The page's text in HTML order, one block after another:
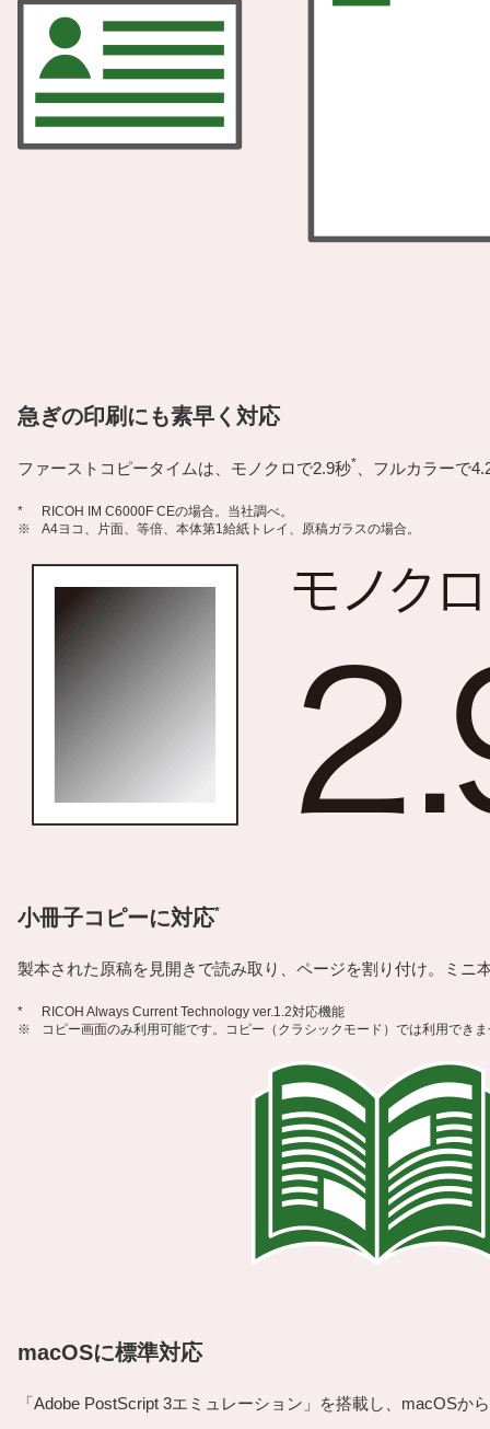
急ぎの印刷にも素早く対応
ファーストコピータイムは、モノクロで2.9秒* 、フルカラーで
*
RICOH IM C6000F CEの場合。当社調べ。
※
A4ヨコ、片面、等倍、本体第1給紙トレイ、原稿ガラスの場合。
小冊子コピーに対応*
製本された原稿を見開きで読み取り、ページを割り付け。ミニ
*
RICOH Always Current Technology ver.1.2対応機能
※
コピー画面のみ利用可能です。コピー（クラシックモード）では利用でき
macOSに標準対応
「Adobe PostScript 3エミュレーション」を搭載し、macOSか